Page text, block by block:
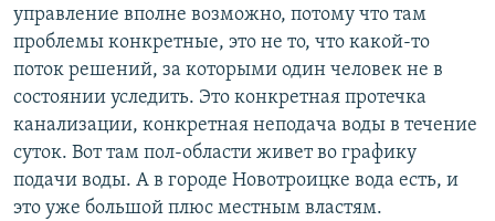
управление вполне возможно, потому что там
проблемы конкретные, это не то, что какой-то
поток решений, за которыми один человек не в
состоянии уследить. Это конкретная протечка
канализации, конкретная неподача воды в течение
суток. Вот там пол-области живет во графику
подачи воды. А в городе Новотроицке вода есть, и
это уже большой плюс местным властям.